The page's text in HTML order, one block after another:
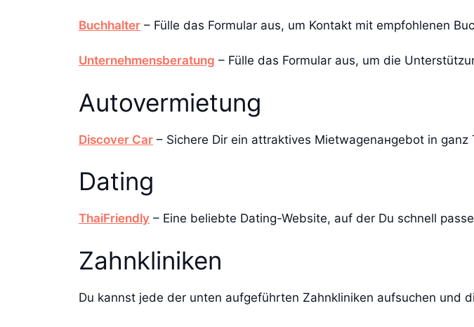
Buchhalter – Fülle das Formular aus, um Kontakt mit empfohlenen
Unternehmensberatung – Fülle das Formular aus, um die
Autovermietung
Discover Car – Sichere Dir ein attraktives Mietwagenанgebot in ganz
Dating
ThaiFriendly – Eine beliebte Dating-Website, auf der Du schnell
Zahnkliniken
Du kannst jede der unten aufgeführten Zahnkliniken aufsuchen und